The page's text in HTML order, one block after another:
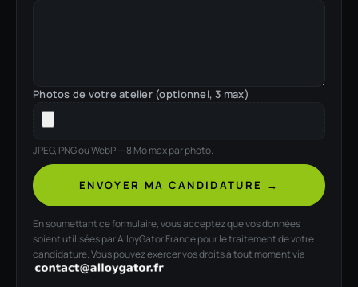
Photos de votre atelier (optionnel, 3 max)
JPEG, PNG ou WebP — 8 Mo max par photo.
ENVOYER MA CANDIDATURE →
En soumettant ce formulaire, vous acceptez que vos données
soient utilisées par AlloyGator France pour le traitement de votre
candidature. Vous pouvez exercer vos droits à tout moment via
.